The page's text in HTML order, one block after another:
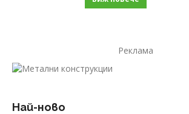
Реклама
Най-ново